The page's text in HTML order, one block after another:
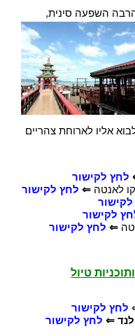
השפעה סינית,
אליו לארוחת צהריים
לחץ לקישור
לאנטה ⇐ לחץ לקישור
לקישור
⇐ לחץ לקישור
טיול
לחץ לקישור
⇐ לחץ לקישור